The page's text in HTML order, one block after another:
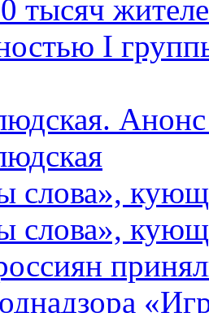
тысяч
I
слова»,
слова»,